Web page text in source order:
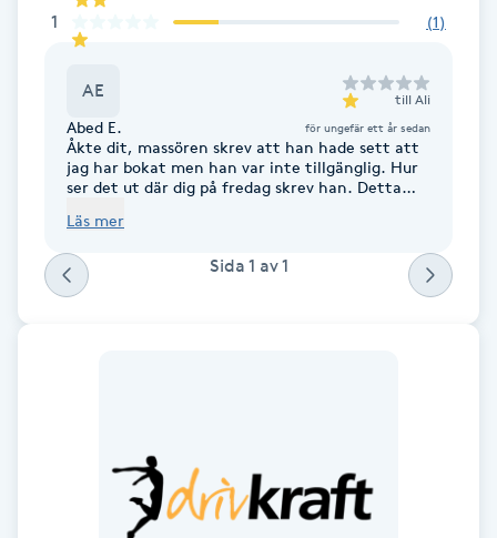
Cryoterapi
Damklippning
Dermapen
Diamantslipning
Extensions borttagning
Eyeliner-tatuering
1 (1)
AE till Ali
Abed E. för ungefär ett år sedan
Åkte dit, massören skrev att han hade sett att
jag har bokat men han var inte tillgänglig. Hur
ser det ut där dig på fredag skrev han. Detta
Nonchalant!
Läs mer
Sida 1 av1